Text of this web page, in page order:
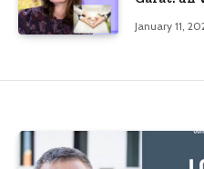
January 11,